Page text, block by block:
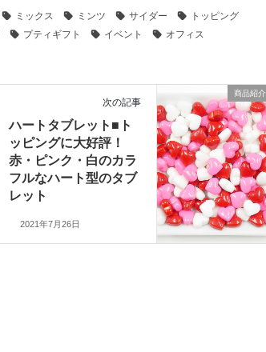
ミックス ミンツ サイダー
トッピング
プティギフト イベント オフィス
商品紹介
次の記事
ハートタブレット■ト
ッピングに大好評！
赤・ピンク・白のカラ
フルなハート型のタブ
レット
2021年7月26日